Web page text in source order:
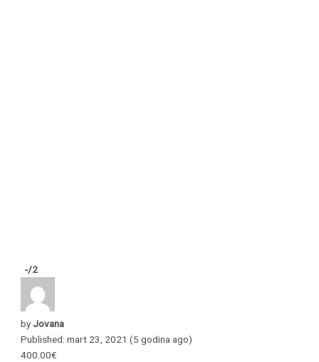
-/2
byJovana
Published: mart 23, 2021 (5 godina ago)
400.00€